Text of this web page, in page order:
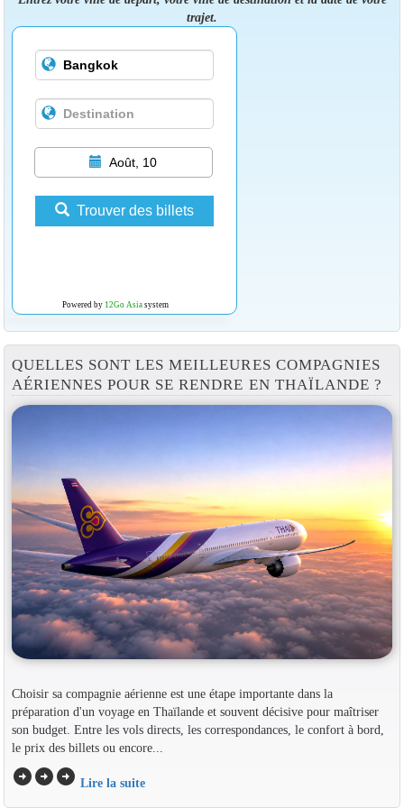
trajet.
Août, 10
Trouver des billets
Powered by 12Go Asiasystem
QUELLES SONT LES MEILLEURES COMPAGNIES
AÉRIENNES POUR SE RENDRE EN THAÏLANDE ?
Choisir sa compagnie aérienne est une étape importante dans la
préparation d'un voyage en Thaïlande et souvent décisive pour maîtriser
son budget. Entre les vols directs, les correspondances, le confort à bord,
le prix des billets ou encore...
arrow_circle_rightarrow_circle_rightarrow_circle_right Lire la suite